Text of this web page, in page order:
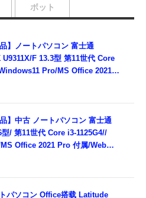
品】ノートパソコン 富士通
U9311X/F 13.3型 第11世代 Core
Pro/MS Office 2021搭
度回転対応/有線静音マウス付
品】中古 ノートパソコン 富士通
型/ 第11世代 Core i3-1125G4//
Office 2021 Pro 付属/Webカ
音マウス付属/ 180日保証（メモリ
パソコン Office搭载 Latitude
ボット